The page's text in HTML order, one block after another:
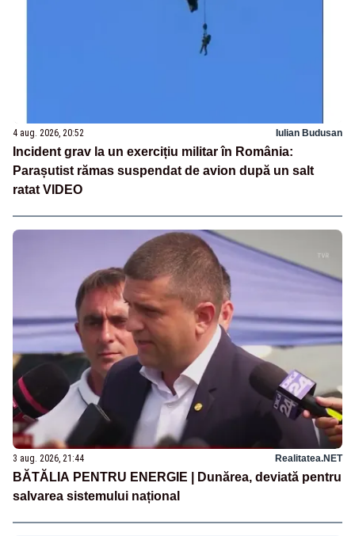
4 aug. 2026, 20:52 Iulian Budusan
Incident grav la un exercițiu militar în România:
Parașutist rămas suspendat de avion după un salt
ratat VIDEO
3 aug. 2026, 21:44 Realitatea.NET
BĂTĂLIA PENTRU ENERGIE | Dunărea, deviată pentru
salvarea sistemului național